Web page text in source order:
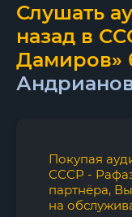
Слушать
назад в
Дамиров»
Покупая
СССР -
партнёра,
на